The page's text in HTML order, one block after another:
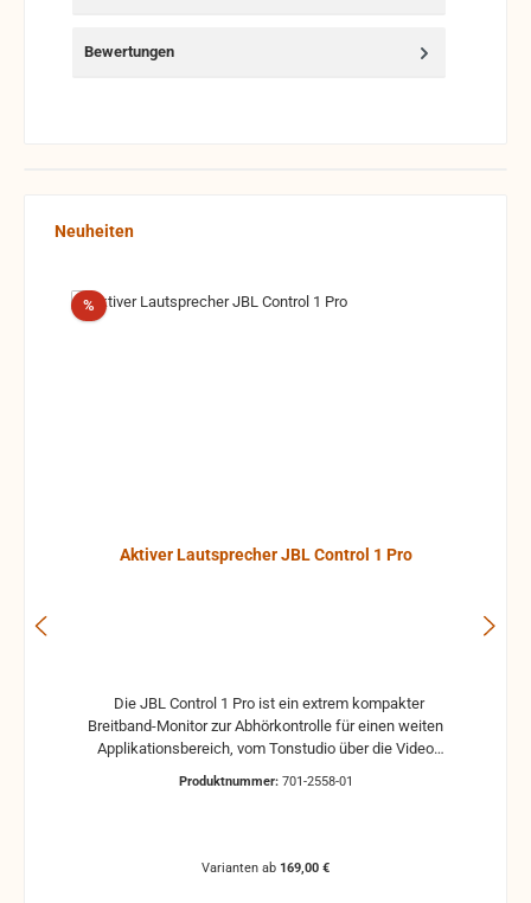
Bewertungen
Produktgalerie überspringen
Neuheiten
%Rabatt
Aktiver Lautsprecher JBL Control 1 Pro
Breitband-Monitor zur Abhörkontrolle für einen weiten
Applikationsbereich, vom Tonstudio über die Video
Postproduction bis zum Ü-Wagen und Rundfunkstudio.
ist bei der JBL Control 1 mit einer Magnet-Abschirmung
Produktnummer: 701-2558-01
Varianten ab 169,00 €